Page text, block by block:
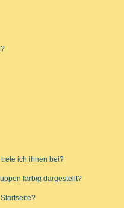
ich ihnen bei?
farbig dargestellt?